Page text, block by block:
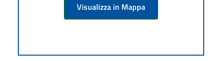
Visualizza in Mappa